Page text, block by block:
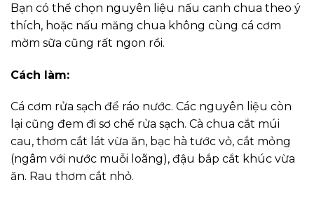
Bạn có thể chọn nguyên liệu nấu canh chua theo ý
thích, hoặc nấu măng chua không cùng cá cơm
mờm sữa cũng rất ngon rồi.
Cách làm:
Cá cơm rửa sạch để ráo nước. Các nguyên liệu còn
lại cũng đem đi sơ chế rửa sạch. Cà chua cắt múi
cau, thơm cắt lát vừa ăn, bạc hà tước vỏ, cắt mỏng
(ngâm với nước muỗi loãng), đậu bắp cắt khúc vừa
ăn. Rau thơm cắt nhỏ.